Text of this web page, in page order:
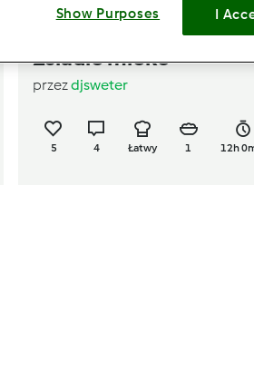
5.0(1)
Zsiadle mleko
przezdjsweter
5 4 Łatwy 1 12h
Show Purposes I